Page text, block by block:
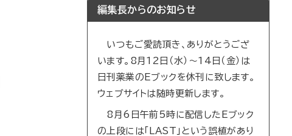
編集長からのお知らせ
いつもご愛読頂き、ありがとうござ
います。8月12日（水）～14日（金）は
日刊薬業のEブックを休刊に致します。
ウェブサイトは随時更新します。
8月6日午前5時に配信したEブック
の上段には「LAST」という誤植があり